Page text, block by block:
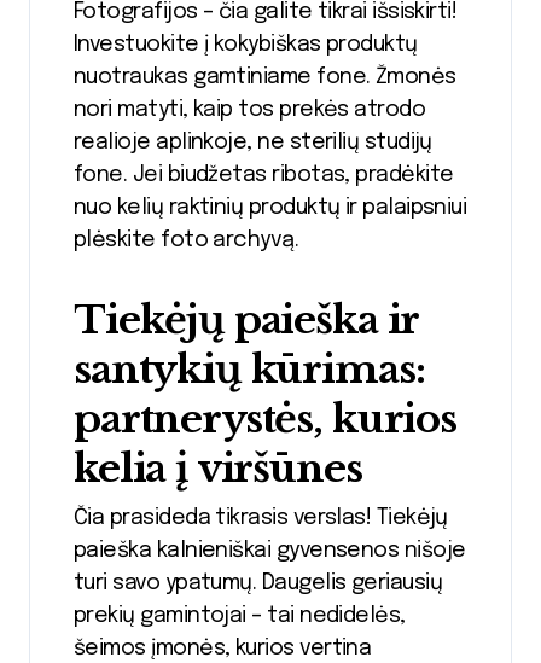
Fotografijos – čia galite tikrai išsiskirti!
Investuokite į kokybiškas produktų
nuotraukas gamtiniame fone. Žmonės
nori matyti, kaip tos prekės atrodo
realioje aplinkoje, ne sterilių studijų
fone. Jei biudžetas ribotas, pradėkite
nuo kelių raktinių produktų ir palaipsniui
plėskite foto archyvą.
Tiekėjų paieška ir
santykių kūrimas:
partnerystės, kurios
kelia į viršūnes
Čia prasideda tikrasis verslas! Tiekėjų
paieška kalnieniškai gyvensenos nišoje
turi savo ypatumų. Daugelis geriausių
prekių gamintojai – tai nedidelės,
šeimos įmonės, kurios vertina